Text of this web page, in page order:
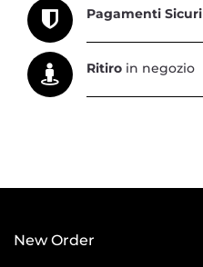
Pagamenti Sicuri
Ritiro in negozio
New Order